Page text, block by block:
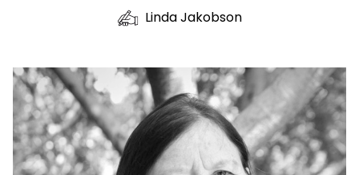
Linda Jakobson